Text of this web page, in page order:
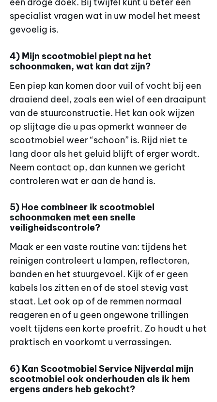
een droge doek. Bij twijfel kunt u beter een
specialist vragen wat in uw model het meest
gevoelig is.
4) Mijn scootmobiel piept na het
schoonmaken, wat kan dat zijn?
Een piep kan komen door vuil of vocht bij een
draaiend deel, zoals een wiel of een draaipunt
van de stuurconstructie. Het kan ook wijzen
op slijtage die u pas opmerkt wanneer de
scootmobiel weer “schoon” is. Rijd niet te
lang door als het geluid blijft of erger wordt.
Neem contact op, dan kunnen we gericht
controleren wat er aan de hand is.
5) Hoe combineer ik scootmobiel
schoonmaken met een snelle
veiligheidscontrole?
Maak er een vaste routine van: tijdens het
reinigen controleert u lampen, reflectoren,
banden en het stuurgevoel. Kijk of er geen
kabels los zitten en of de stoel stevig vast
staat. Let ook op of de remmen normaal
reageren en of u geen ongewone trillingen
voelt tijdens een korte proefrit. Zo houdt u het
praktisch en voorkomt u verrassingen.
6) Kan Scootmobiel Service Nijverdal mijn
scootmobiel ook onderhouden als ik hem
ergens anders heb gekocht?